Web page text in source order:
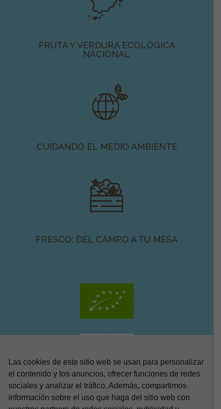
Las cookies de este sitio web se usan para personalizar
el contenido y los anuncios, ofrecer funciones de redes
sociales y analizar el tráfico. Además, compartimos
información sobre el uso que haga del sitio web con
FRUTA Y VERDURA ECOLÓGICA
NACIONAL
CUIDANDO EL MEDIO AMBIENTE
FRESCO: DEL CAMPO A TU MESA